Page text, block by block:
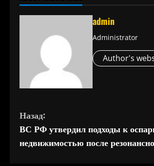
admin
Administrator
Author's
П
р
Назад:
ВС РФ утвердил подходы к
недвижимостью после